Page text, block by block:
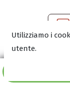
Utilizziamo i
utente.